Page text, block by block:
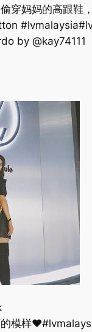
穿妈妈的高跟鞋
by @kay74111
的模样